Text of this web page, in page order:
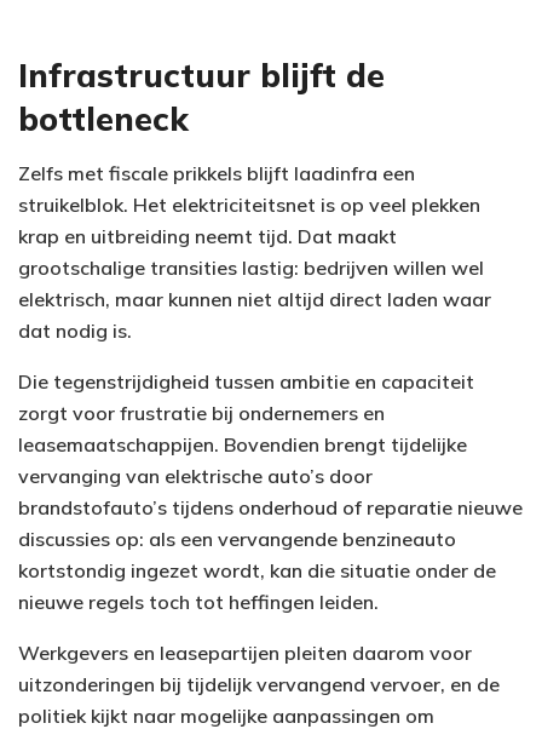
Infrastructuur blijft de
bottleneck
Zelfs met fiscale prikkels blijft laadinfra een
struikelblok. Het elektriciteitsnet is op veel plekken
krap en uitbreiding neemt tijd. Dat maakt
grootschalige transities lastig: bedrijven willen wel
elektrisch, maar kunnen niet altijd direct laden waar
dat nodig is.
Die tegenstrijdigheid tussen ambitie en capaciteit
zorgt voor frustratie bij ondernemers en
leasemaatschappijen. Bovendien brengt tijdelijke
vervanging van elektrische auto’s door
brandstofauto’s tijdens onderhoud of reparatie nieuwe
discussies op: als een vervangende benzineauto
kortstondig ingezet wordt, kan die situatie onder de
nieuwe regels toch tot heffingen leiden.
Werkgevers en leasepartijen pleiten daarom voor
uitzonderingen bij tijdelijk vervangend vervoer, en de
politiek kijkt naar mogelijke aanpassingen om